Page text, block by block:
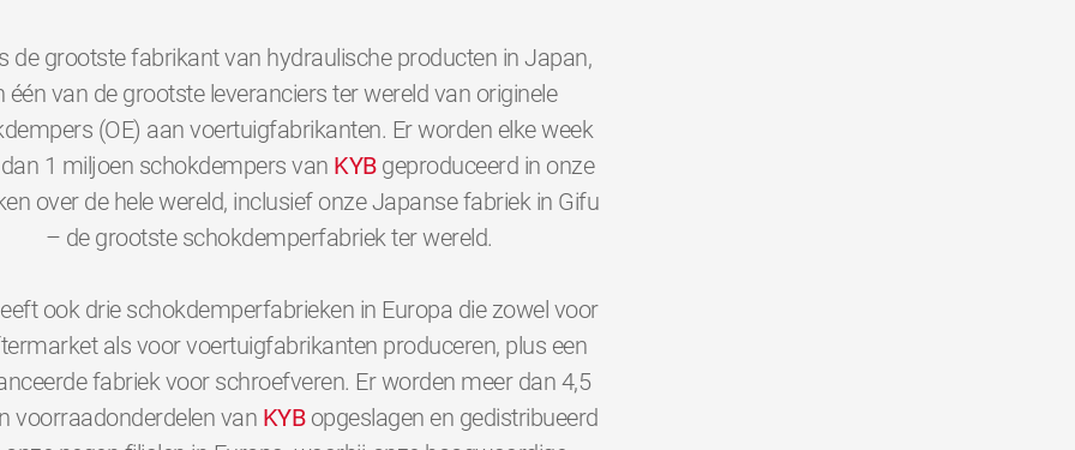
de grootste fabrikant van hydraulische producten in Japan,
één van de grootste leveranciers ter wereld van originele
(OE) aan voertuigfabrikanten. Er worden elke week
1 miljoen schokdempers van KYBgeproduceerd in onze
over de hele wereld, inclusief onze Japanse fabriek in Gifu
– de grootste schokdemperfabriek ter wereld.
ook drie schokdemperfabrieken in Europa die zowel voor
als voor voertuigfabrikanten produceren, plus een
fabriek voor schroefveren. Er worden meer dan 4,5
voorraadonderdelen van KYBopgeslagen en gedistribueerd